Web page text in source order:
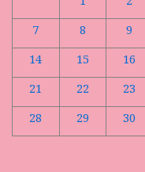
1
2
7
8 9
14
15 16
21
22 23
28
29 30